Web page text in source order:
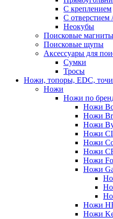
С креплением
С отверстием
Неокубы
Поисковые магниты
Поисковые щупы
Аксессуары для
Сумки
Тросы
Ножи, топоры, EDC,
Ножи
Ножи по
Ножи
Ножи
Ножи
Ножи
Ножи
Ножи
Ножи
Ножи
Ножи
Ножи